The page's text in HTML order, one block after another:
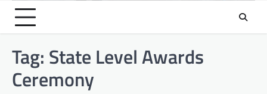
Tag: State Level Awards
Ceremony